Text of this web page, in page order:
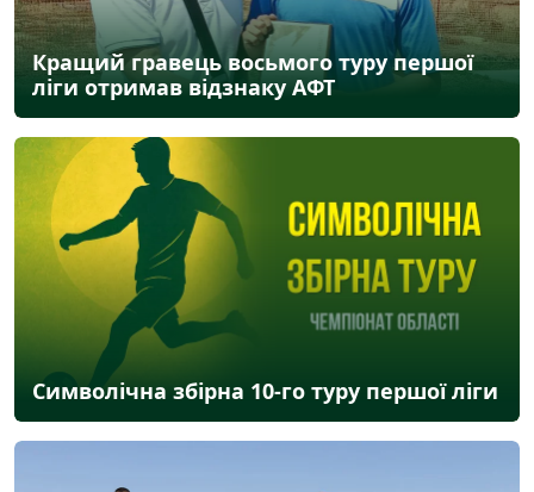
Кращий гравець восьмого туру першої
ліги отримав відзнаку АФТ
Символічна збірна 10-го туру першої ліги